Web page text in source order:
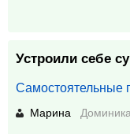
Устроили себе
Самостоятельные
Марина